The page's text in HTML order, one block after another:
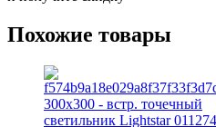
Похожие товары